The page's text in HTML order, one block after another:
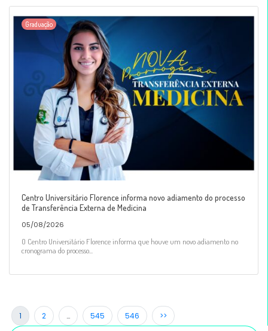
Graduação
Centro Universitário Florence informa novo adiamento do processo
de Transferência Externa de Medicina
05/08/2026
O Centro Universitário Florence informa que houve um novo adiamento no
cronograma do processo...
1 2 … 545 546 >>